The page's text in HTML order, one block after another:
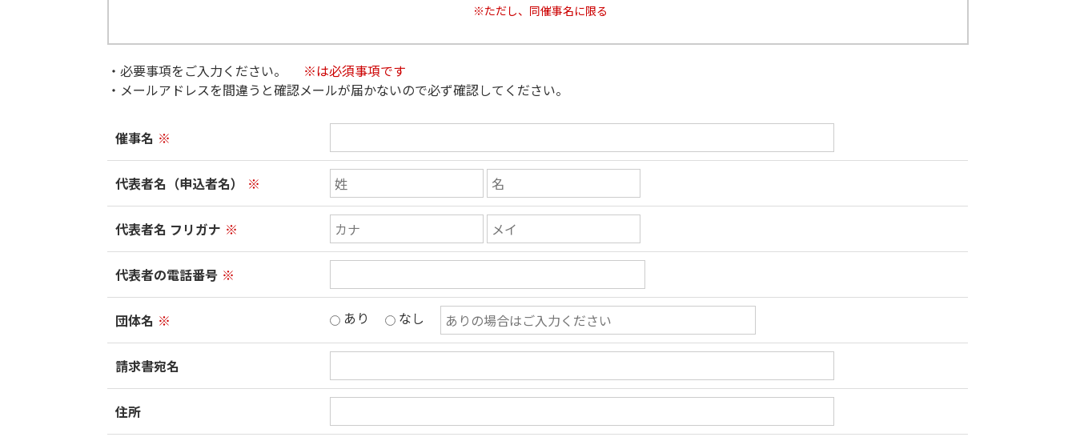
※ただし、同催事名に限る
・必要事項をご入力ください。
※は必須事項です
・メールアドレスを間違うと確認メールが届かないので必ず確認してください。
催事名 ※
代表者名（申込者名） ※
代表者名 フリガナ ※
代表者の電話番号 ※
団体名 ※ あり なし
請求書宛名
住所